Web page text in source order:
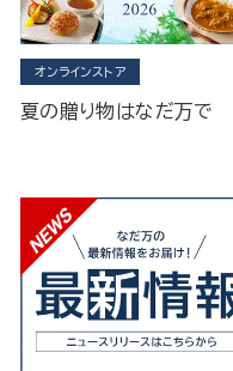
オンラインストア
夏の贈り物はなだ万で